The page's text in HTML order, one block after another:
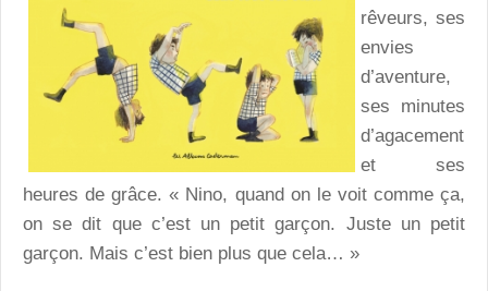
rêveurs, ses
envies
d’aventure,
ses minutes
d’agacement
et ses
heures de grâce. « Nino, quand on le voit comme ça,
on se dit que c’est un petit garçon. Juste un petit
garçon. Mais c’est bien plus que cela… »